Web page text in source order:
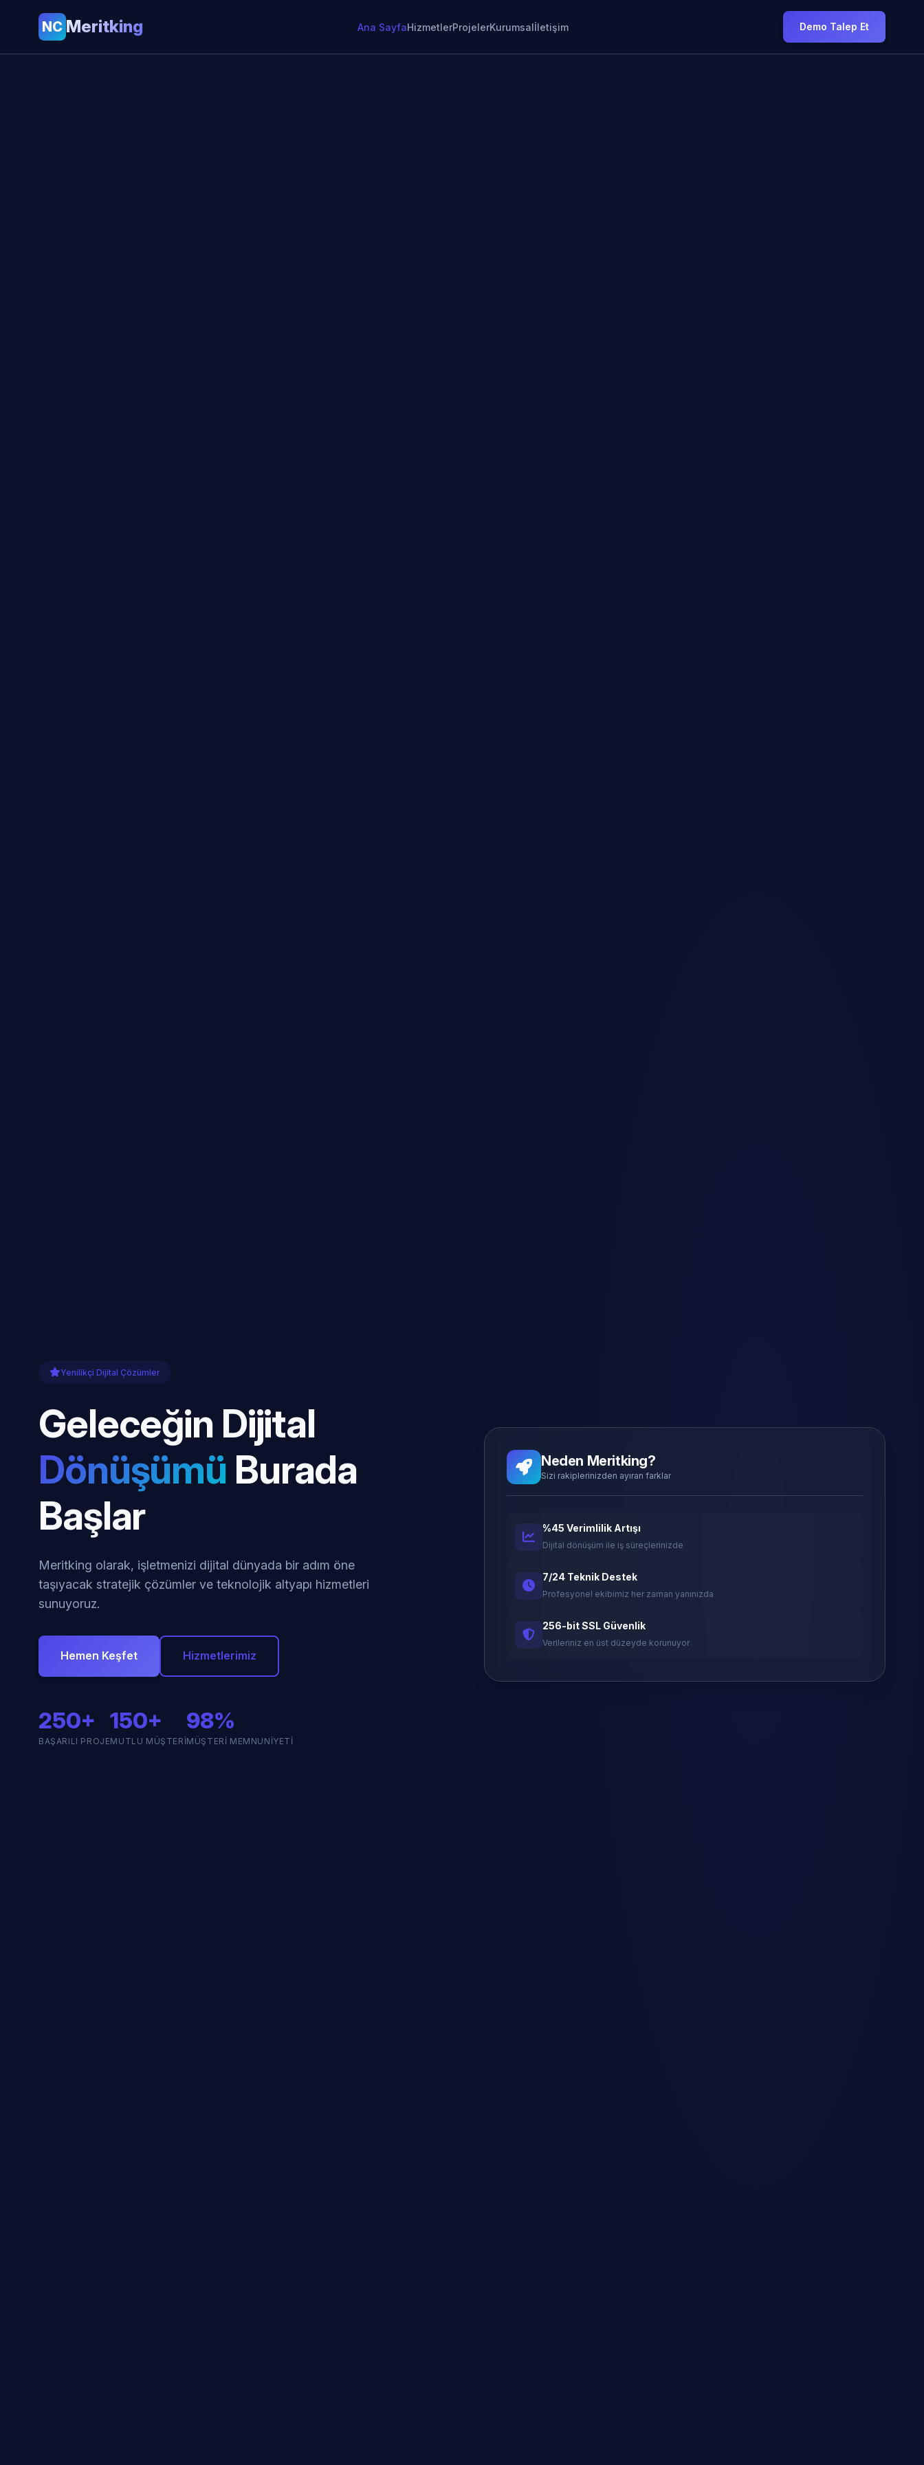
NC Meritking Ana SayfaHizmetlerProjelerKurumsalİletişim Demo Talep Et
Yenilikçi Dijital Çözümler
Geleceğin Dijital
Dönüşümü Burada
Başlar
Meritking olarak, işletmenizi dijital dünyada bir adım öne
taşıyacak stratejik çözümler ve teknolojik altyapı hizmetleri
sunuyoruz.
Hemen Keşfet Hizmetlerimiz
250+
BAŞARILI PROJE
150+
MUTLU MÜŞTERI
98%
MÜŞTERI MEMNUNIYETI
Neden Meritking?
Sizi rakiplerinizden ayıran farklar
%45 Verimlilik Artışı
Dijital dönüşüm ile iş süreçlerinizde
7/24 Teknik Destek
Profesyonel ekibimiz her zaman yanınızda
256-bit SSL Güvenlik
Verileriniz en üst düzeyde korunuyor